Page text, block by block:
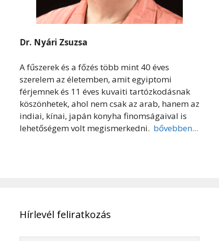
Dr. Nyári Zsuzsa
A fűszerek és a főzés több mint 40 éves
szerelem az életemben, amit egyiptomi
férjemnek és 11 éves kuvaiti tartózkodásnak
köszönhetek, ahol nem csak az arab, hanem az
indiai, kínai, japán konyha finomságaival is
lehetőségem volt megismerkedni. bővebben...
Hírlevél feliratkozás